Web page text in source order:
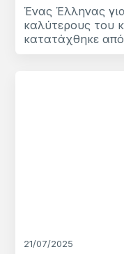
Ένας Έλληνας
καλύτερους του
κατατάχθηκε
21/07/2025